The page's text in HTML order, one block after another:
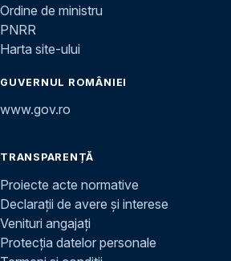
Ordine de ministru
PNRR
Harta site-ului
GUVERNUL ROMÂNIEI
www.gov.ro
TRANSPARENȚĂ
Proiecte acte normative
Declarații de avere și interese
Venituri angajați
Protecția datelor personale